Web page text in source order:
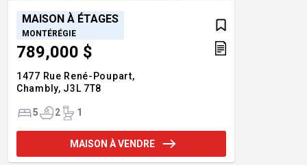
MAISON À ÉTAGES
MONTÉRÉGIE
789,000 $
1477 Rue René-Poupart,
Chambly, J3L 7T8
5 2 1
MAISON À VENDRE